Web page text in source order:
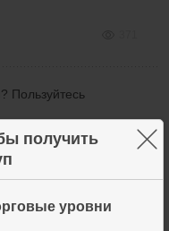
получить
уровни
×
Пользуйтесь